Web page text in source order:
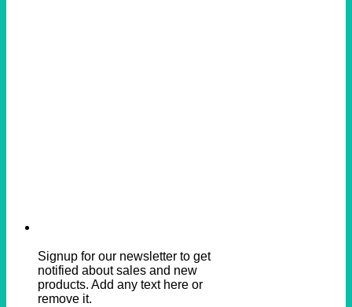
Signup for our newsletter to get
notified about sales and new
products. Add any text here or
remove it.